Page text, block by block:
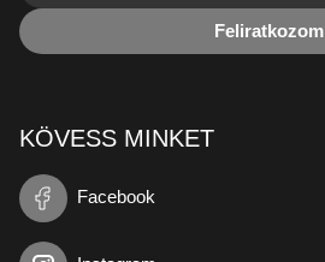
Feliratkozom
KÖVESS MINKET
Facebook